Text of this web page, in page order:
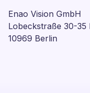
Enao Vision GmbH
Lobeckstraße 30-35
10969 Berlin